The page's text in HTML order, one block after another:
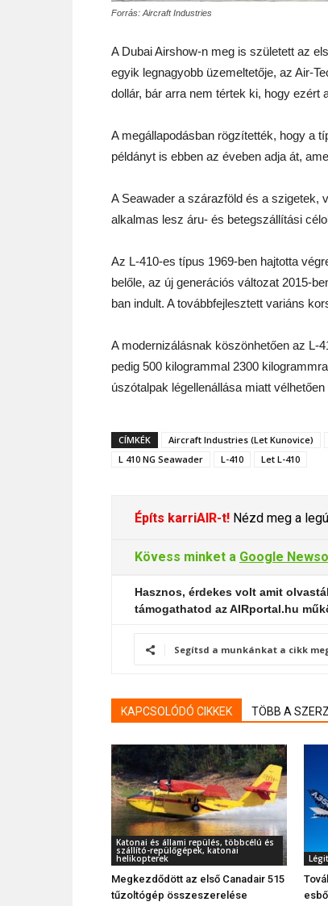
Forrás: Aircraft Industries
A Dubai Airshow-n meg is született az
egyik legnagyobb üzemeltetője, az Air-
dollár, bár arra nem tértek ki, hogy
A megállapodásban rögzítették, hogy a
példányt is ebben az éveben adja át,
A Seawader a szárazföld és a szigetek,
alkalmas lesz áru- és betegszállítási
Az L-410-es típus 1969-ben hajtotta
belőle, az új generációs változat 2015-
ban indult. A továbbfejlesztett variáns
A modernizálásnak köszönhetően az L-
pedig 500 kilogrammal 2300
úszótalpak légellenállása miatt
CÍMKÉK Aircraft Industries (Let Kunovice)
L 410 NG Seawader
L-410 Let L-410
Építs karriAIR-t! Nézd meg a
Kövess minket a Google
Hasznos, érdekes volt amit
támogathatod az AIRportal.hu
Segítsd a munkánkat a cikk
KAPCSOLÓDÓ CIKKEK TÖBB A
Katonai és állami repülés, többcélú és
szállító-repülőgépek, katonai
helikopterek
Megkezdődött az első Canadair 515
tűzoltógép összeszerelése